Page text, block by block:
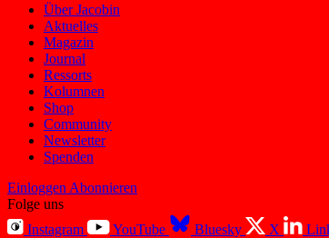
Über Jacobin
Aktuelles
Magazin
Journal
Ressorts
Kolumnen
Shop
Community
Newsletter
Spenden
Einloggen Abonnieren
Folge uns
Instagram
YouTube Bluesky X